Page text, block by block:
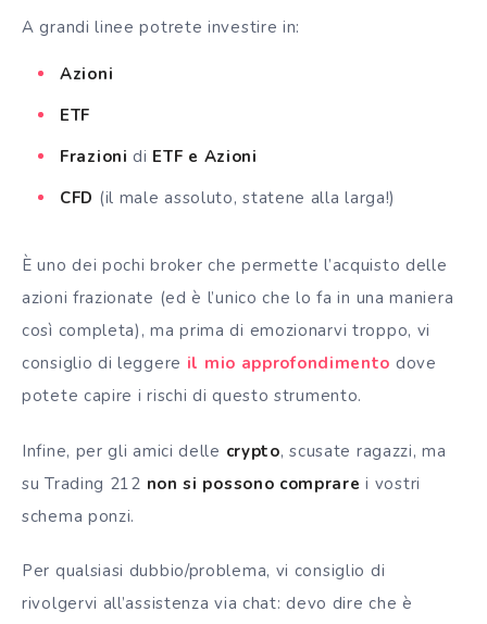
A grandi linee potrete investire in:
Azioni
ETF
Frazioni di ETF e Azioni
CFD (il male assoluto, statene alla larga!)
È uno dei pochibroker che permette l’acquisto delle
azioni frazionate (ed è l’unico che lo fa in una maniera
così completa), ma prima di emozionarvi troppo, vi
consiglio di leggere il mio approfondimento dove
potete capire i rischi di questo strumento.
Infine, per gli amici delle crypto, scusate ragazzi, ma
su Trading 212 non si possono comprare i vostri
schema ponzi.
Per qualsiasi dubbio/problema, vi consiglio di
rivolgervi all’assistenza via chat: devo dire che è